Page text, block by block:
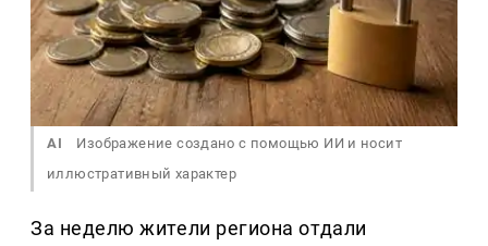
AI
Изображение создано с помощью ИИ и носит
иллюстративный характер
За неделю жители региона отдали